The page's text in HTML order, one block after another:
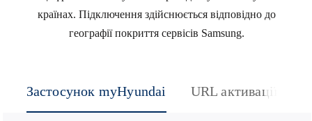
країнах. Підключення здійснюється відповідно до
географії покриття сервісів Samsung.
Застосунок myHyundai URL активації